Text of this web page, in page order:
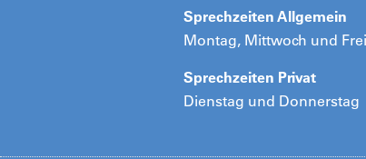
Sprechzeiten Allgemein
Montag, Mittwoch und
Sprechzeiten Privat
Dienstag und Donnerstag